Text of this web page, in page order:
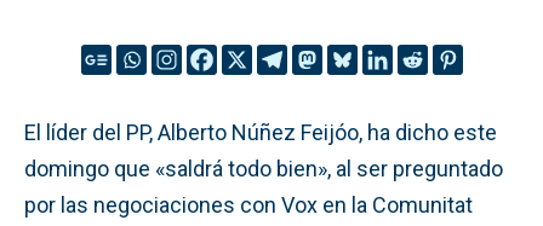
El líder del PP, Alberto Núñez Feijóo, ha dicho este
domingo que «saldrá todo bien», al ser preguntado
por las negociaciones con Vox en la Comunitat